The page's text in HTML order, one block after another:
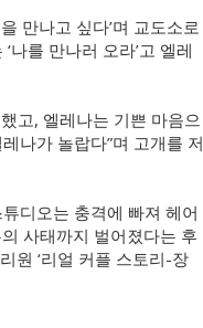
만나고 싶다’며 교도소로
를 만나러 오라’고 엘레
고, 엘레나는 기쁜 마음으
나가 놀랍다”며 고개를 저
디오는 충격에 빠져 헤어
사태까지 벌어졌다는 후
원 ‘리얼 커플 스토리-장